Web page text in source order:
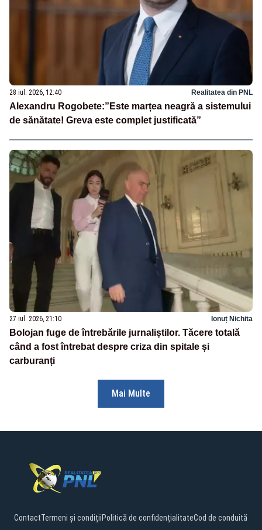
28 iul. 2026, 12:40 Realitatea din PNL
Alexandru Rogobete:”Este marțea neagră a sistemului
de sănătate! Greva este complet justificată”
27 iul. 2026, 21:10 Ionuț Nichita
Bolojan fuge de întrebările jurnaliștilor. Tăcere totală
când a fost întrebat despre criza din spitale și
carburanți
Mai Multe
ContactTermeni și condițiiPolitică de confidențialitateCod de conduită